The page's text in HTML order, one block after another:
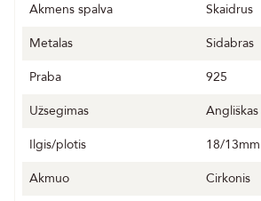
Akmens spalva
Skaidrus
Metalas
Sidabras
Praba
925
Užsegimas
Angliškas
Ilgis/plotis
18/13mm
Akmuo
Cirkonis